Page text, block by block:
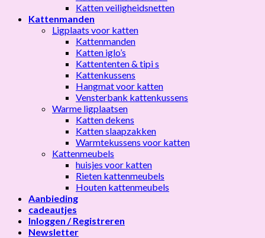
Katten veiligheidsnetten
Kattenmanden
Ligplaats voor katten
Kattenmanden
Katten iglo’s
Kattententen & tipi s
Kattenkussens
Hangmat voor katten
Vensterbank kattenkussens
Warme ligplaatsen
Katten dekens
Katten slaapzakken
Warmtekussens voor katten
Kattenmeubels
huisjes voor katten
Rieten kattenmeubels
Houten kattenmeubels
Aanbieding
cadeautjes
Inloggen / Registreren
Newsletter